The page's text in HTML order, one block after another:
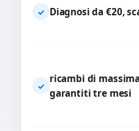
✓ Diagnosi da €20,
✓
ricambi di
garantiti tre mesi